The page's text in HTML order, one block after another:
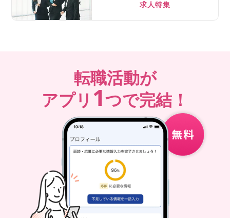
求人特集
転職活動が
アプリ 1つで完結！